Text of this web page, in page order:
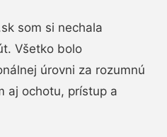
som si nechala
Všetko bolo
úrovni za rozumnú
aj ochotu, prístup a